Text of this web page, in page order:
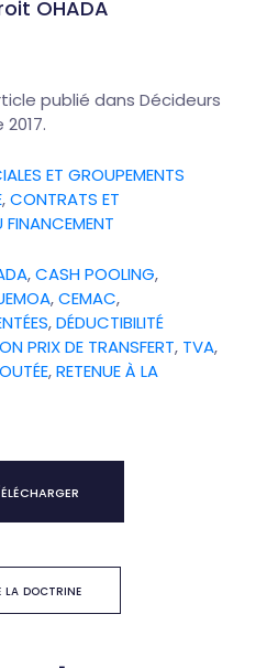
OHADA
publié dans Décideurs
ET GROUPEMENTS
,CONTRATS ET
FINANCEMENT
,CASH POOLING,
,CEMAC,
,DÉDUCTIBILITÉ
PRIX DE TRANSFERT, TVA,
,RETENUE À LA
la doctrine